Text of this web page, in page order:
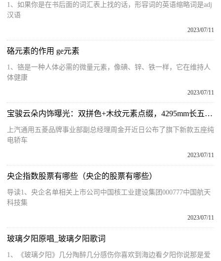
1、如果你是在书后面的词汇表上找的话，形容词的英语缩略词是adj
汉语
2023/07/11
硌元素的作用 ge元素
1、铬是一种人体必需的微量元素，像碘、锌、铁一样，它在维持人
体健康
2023/07/11
宝骏云朵内饰曝光：双拼色+木纹元素点缀，4295mm长五座车
上汽通用五菱品牌事业部副总经理周金开近日公布了旗下新款五座纯
电轿车
2023/07/11
央企指数股票有哪些（央企的股票有哪些）
导读1、央企名单相关上市公司中国核工业建设集团000777中国航天
科技集
2023/07/11
玻璃夕阳原唱_玻璃夕阳歌词
1、《玻璃夕阳》几分陶醉几分感伤你喜欢到海边看夕阳你说那是爱